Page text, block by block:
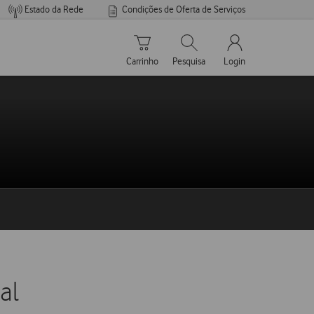
Estado da Rede Condições de Oferta de Serviços
Carrinho de compras
Carrinho
Pesquisar
Pesquisa
My Vodafone
Login